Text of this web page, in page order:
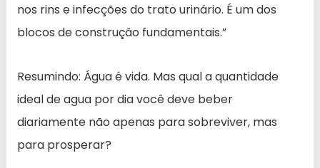
nos rins e infecções do trato urinário. É um dos
blocos de construção fundamentais.”
Resumindo: Água é vida. Mas qual a quantidade
ideal de agua por dia você deve beber
diariamente não apenas para sobreviver, mas
para prosperar?